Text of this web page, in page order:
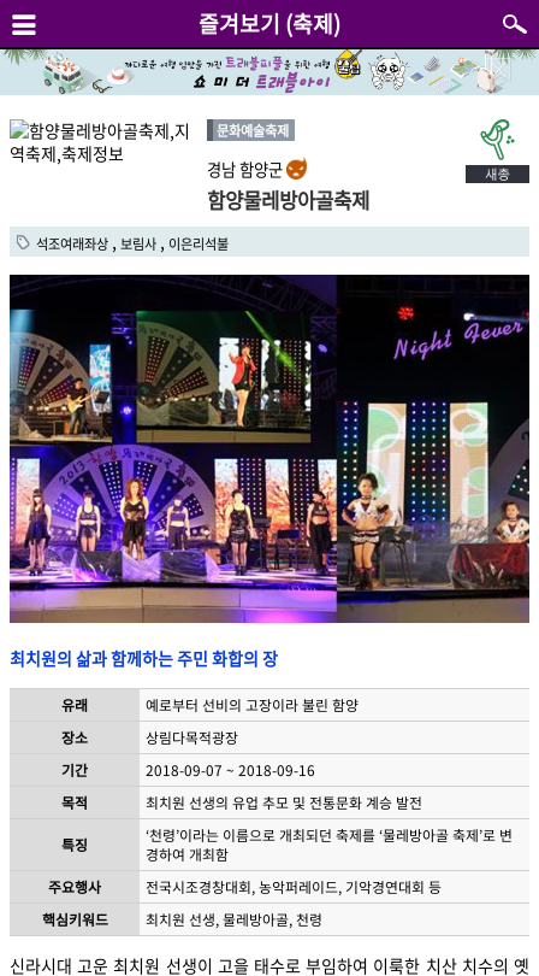
즐겨보기 (축제)
문화예술축제
경남 함양군
함양물레방아골축제
석조여래좌상 , 보림사 , 이은리석불
최치원의 삶과 함께하는 주민 화합의 장
유래
예로부터 선비의 고장이라 불린 함양
장소
상림다목적광장
기간
2018-09-07 ~ 2018-09-16
목적
최치원 선생의 유업 추모 및 전통문화 계승 발전
특징
‘천령’이라는 이름으로 개최되던 축제를 ‘물레방아골 축제’로 변
경하여 개최함
주요행사
전국시조경창대회, 농악퍼레이드, 기악경연대회 등
핵심키워드
최치원 선생, 물레방아골, 천령
신라시대 고운 최치원 선생이 고을 태수로 부임하여 이룩한 치산 치수의 옛